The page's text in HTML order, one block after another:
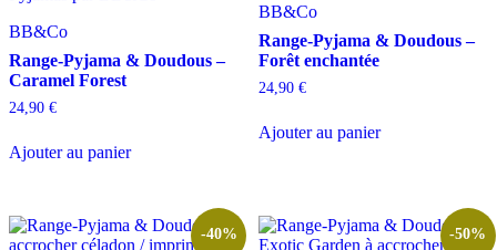
BB&Co
Range-Pyjama & Doudous –
Caramel Forest
24,90 €
Ajouter au panier
BB&Co
Range-Pyjama & Doudous –
Forêt enchantée
24,90 €
Ajouter au panier
-40% -50%